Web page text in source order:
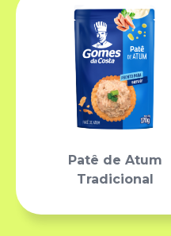
Patê de Atum
Tradicional